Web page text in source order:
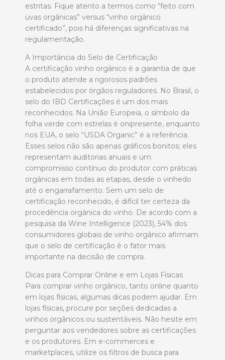
estritas. Fique atento a termos como “feito com
uvas orgânicas” versus “vinho orgânico
certificado”, pois há diferenças significativas na
regulamentação.
A Importância do Selo de Certificação
A certificação vinho orgânico é a garantia de que
o produto atende a rigorosos padrões
estabelecidos por órgãos reguladores. No Brasil, o
selo do IBD Certificações é um dos mais
reconhecidos. Na União Europeia, o símbolo da
folha verde com estrelas é onipresente, enquanto
nos EUA, o selo “USDA Organic” é a referência.
Esses selos não são apenas gráficos bonitos; eles
representam auditorias anuais e um
compromisso contínuo do produtor com práticas
orgânicas em todas as etapas, desde o vinhedo
até o engarrafamento. Sem um selo de
certificação reconhecido, é difícil ter certeza da
procedência orgânica do vinho. De acordo com a
pesquisa da Wine Intelligence (2023), 54% dos
consumidores globais de vinho orgânico afirmam
que o selo de certificação é o fator mais
importante na decisão de compra.
Dicas para Comprar Online e em Lojas Físicas
Para comprar vinho orgânico, tanto online quanto
em lojas físicas, algumas dicas podem ajudar. Em
lojas físicas, procure por seções dedicadas a
vinhos orgânicos ou sustentáveis. Não hesite em
perguntar aos vendedores sobre as certificações
e os produtores. Em e-commerces e
marketplaces, utilize os filtros de busca para